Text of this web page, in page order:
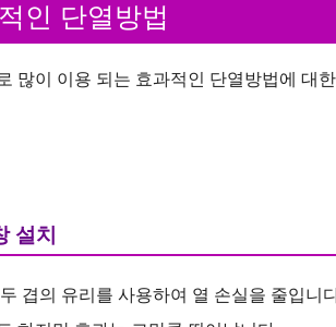
인 단열방법
많이 이용 되는 효과적인 단열방법에 대
설치
겹의 유리를 사용하여 열 손실을 줄입니